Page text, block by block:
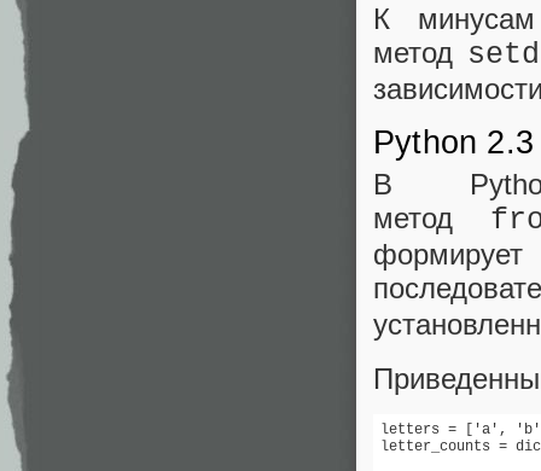
К
метод
Python 2.3
В
метод
letters = ['a',
letter_counts =